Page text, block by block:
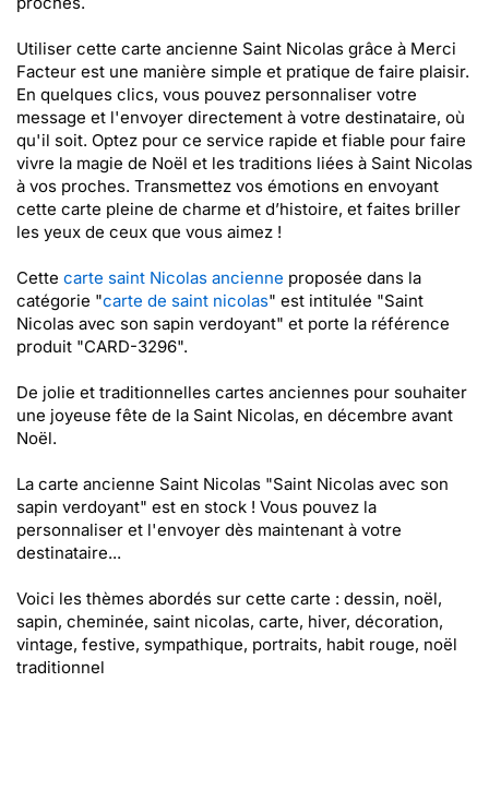
Utiliser cette carte ancienne Saint Nicolas grâce à Merci
Facteur est une manière simple et pratique de faire plaisir.
En quelques clics, vous pouvez personnaliser votre
message et l'envoyer directement à votre destinataire, où
qu'il soit. Optez pour ce service rapide et fiable pour faire
vivre la magie de Noël et les traditions liées à Saint Nicolas
à vos proches. Transmettez vos émotions en envoyant
cette carte pleine de charme et d’histoire, et faites briller
les yeux de ceux que vous aimez !
Cette carte saint Nicolas ancienne proposée dans la
catégorie "carte de saint nicolas" est intitulée "Saint
Nicolas avec son sapin verdoyant" et porte la référence
produit "CARD-3296".
De jolie et traditionnelles cartes anciennes pour souhaiter
une joyeuse fête de la Saint Nicolas, en décembre avant
Noël.
La carte ancienne Saint Nicolas "Saint Nicolas avec son
sapin verdoyant" est en stock ! Vous pouvez la
personnaliser et l'envoyer dès maintenant à votre
destinataire...
Voici les thèmes abordés sur cette carte : dessin, noël,
sapin, cheminée, saint nicolas, carte, hiver, décoration,
vintage, festive, sympathique, portraits, habit rouge, noël
traditionnel